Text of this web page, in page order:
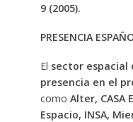
9 (2005).
PRESENCIA
El sector espacial
presencia en el
como Alter, CASA
Espacio, INSA,